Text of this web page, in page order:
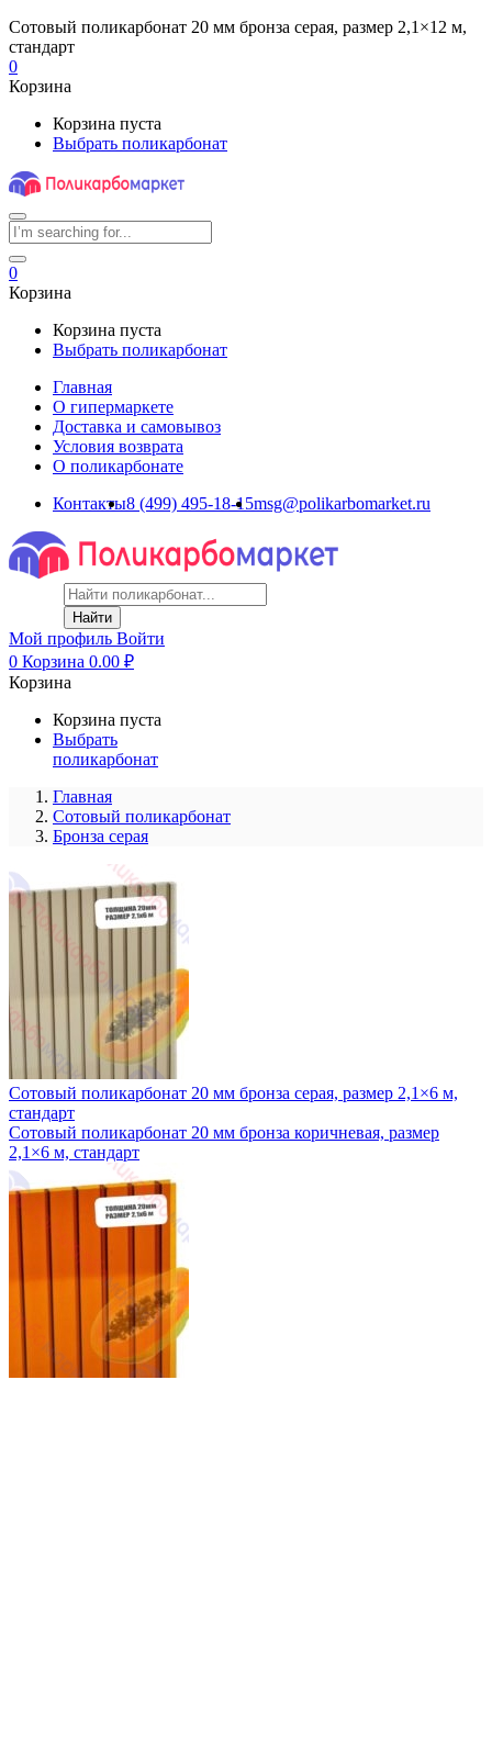
Сотовый поликарбонат 20 мм бронза серая, размер 2,1×12 м,
стандарт
0
Корзина
Корзина пуста
Выбрать поликарбонат
0
Корзина
Корзина пуста
Выбрать поликарбонат
Главная
О гипермаркете
Доставка и самовывоз
Условия возврата
О поликарбонате
Контакты8 (499) 495-18-15msg@polikarbomarket.ru
Найти
Мой профиль Войти
0 Корзина 0.00 ₽
Корзина
Корзина пуста
Выбрать
поликарбонат
Главная
Сотовый поликарбонат
Бронза серая
Сотовый поликарбонат 20 мм бронза серая, размер 2,1×6 м,
стандарт
Сотовый поликарбонат 20 мм бронза коричневая, размер
2,1×6 м, стандарт